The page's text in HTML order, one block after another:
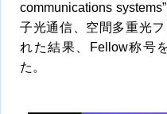
communications
子光通信、空間多重光
れた結果、Fellow称号
た。